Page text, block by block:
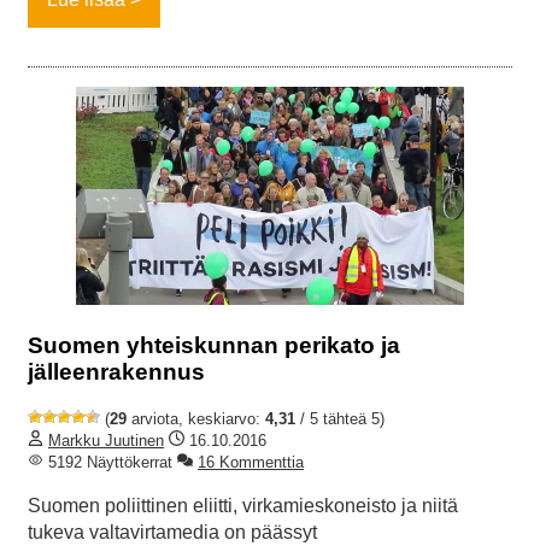
Suomen yhteiskunnan perikato ja
jälleenrakennus
(29 arviota, keskiarvo: 4,31 / 5 tähteä 5)
Markku Juutinen
16.10.2016
5192 Näyttökerrat
16 Kommenttia
Suomen poliittinen eliitti, virkamieskoneisto ja niitä
tukeva valtavirtamedia on päässyt